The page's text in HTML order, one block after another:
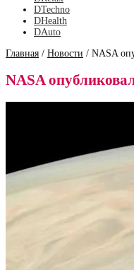
DTechno
DHealth
DAuto
Главная / Новости / NASA
NASA